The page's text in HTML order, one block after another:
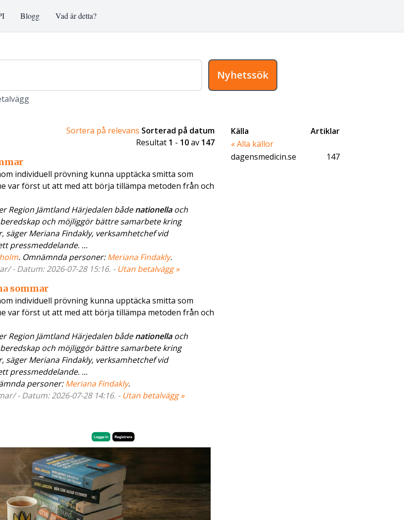
Blogg Vad är detta?
Nyhetssök
Sortera på relevans Sorterad på datum
Resultat 1 - 10av 147
individuell prövning kunna upptäcka smitta som
var först ut att med att börja tillämpa metoden från och
Region Jämtland Härjedalen bådenationellaoch
och möjliggör bättre samarbete kring
Meriana Findakly, verksamhetchef vid
pressmeddelande. ...
. Omnämnda personer:Meriana Findakly.
- Datum: 2026-07-28 15:16. - Utan betalvägg »
sommar
individuell prövning kunna upptäcka smitta som
var först ut att med att börja tillämpa metoden från och
Region Jämtland Härjedalen bådenationellaoch
och möjliggör bättre samarbete kring
Meriana Findakly, verksamhetchef vid
pressmeddelande. ...
personer:Meriana Findakly.
- Datum: 2026-07-28 14:16. - Utan betalvägg »
Källa
Artiklar
« Alla källor
dagensmedicin.se
147